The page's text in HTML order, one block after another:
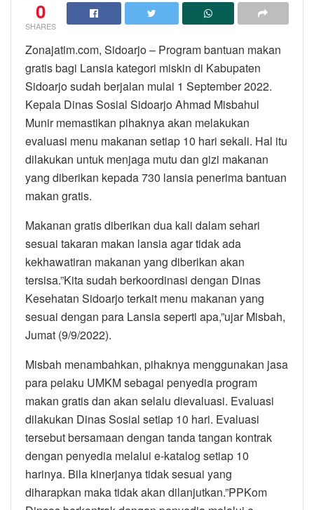
0
SHARES
Zonajatim.com, Sidoarjo – Program bantuan makan
gratis bagi Lansia kategori miskin di Kabupaten
Sidoarjo sudah berjalan mulai 1 September 2022.
Kepala Dinas Sosial Sidoarjo Ahmad Misbahul
Munir memastikan pihaknya akan melakukan
evaluasi menu makanan setiap 10 hari sekali. Hal itu
dilakukan untuk menjaga mutu dan gizi makanan
yang diberikan kepada 730 lansia penerima bantuan
makan gratis.
Makanan gratis diberikan dua kali dalam sehari
sesuai takaran makan lansia agar tidak ada
kekhawatiran makanan yang diberikan akan
tersisa.”Kita sudah berkoordinasi dengan Dinas
Kesehatan Sidoarjo terkait menu makanan yang
sesuai dengan para Lansia seperti apa,”ujar Misbah,
Jumat (9/9/2022).
Misbah menambahkan, pihaknya menggunakan jasa
para pelaku UMKM sebagai penyedia program
makan gratis dan akan selalu dievaluasi. Evaluasi
dilakukan Dinas Sosial setiap 10 hari. Evaluasi
tersebut bersamaan dengan tanda tangan kontrak
dengan penyedia melalui e-katalog setiap 10
harinya. Bila kinerjanya tidak sesuai yang
diharapkan maka tidak akan dilanjutkan.”PPKom